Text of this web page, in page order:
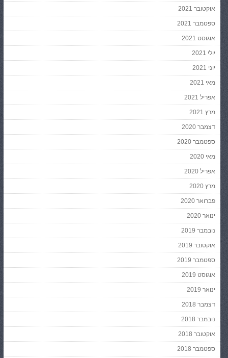
אוקטובר 2021
ספטמבר 2021
אוגוסט 2021
יולי 2021
יוני 2021
מאי 2021
אפריל 2021
מרץ 2021
דצמבר 2020
ספטמבר 2020
מאי 2020
אפריל 2020
מרץ 2020
פברואר 2020
ינואר 2020
נובמבר 2019
אוקטובר 2019
ספטמבר 2019
אוגוסט 2019
ינואר 2019
דצמבר 2018
נובמבר 2018
אוקטובר 2018
ספטמבר 2018